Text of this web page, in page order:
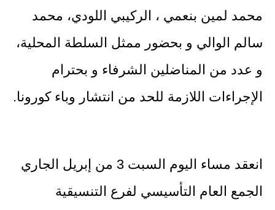
محمد لمين بنعمي ، الركيبي اللودي، محمد
سالم الوالي و بحضور ممثل السلطة المحلية،
و عدد من المناضلين الشرفاء و بحترام
الإجراءات اللازمة للحد من انتشار وباء كورونا.
انعقد مساء اليوم السبت 3 من إبريل الجاري
الجمع العام التأسيسي لفرع التنسيقية